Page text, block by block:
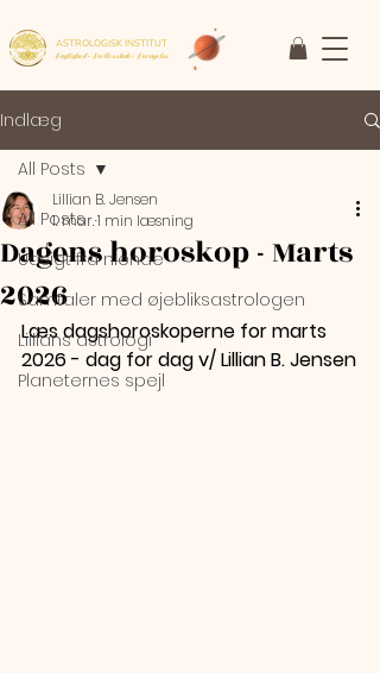
ASTROLOGISK INSTITUT
Faglighed • Fællesskab• Fornyelse
Indlæg
All Posts
Udsigt fra niende
Samtaler med øjebliksastrologen
Lillians astrologi
Planeternes spejl
All Posts
Dagens horoskop - Marts
2026
Lillian B. Jensen
1. mar.1 min læsning
Læs dagshoroskoperne for marts
2026 - dag for dag v/ Lillian B. Jensen